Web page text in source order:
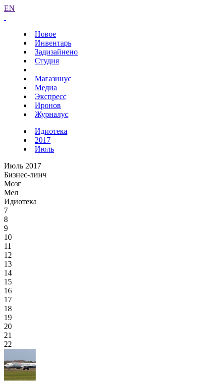
EN
Новое
Инвентарь
Задизайнено
Студия
Магазинус
Медиа
Экспресс
Иронов
Журналус
Идиотека
2017
Июль
Июль 2017
Бизнес-линч
Мозг
Мел
Идиотека
7
8
9
10
11
12
13
14
15
16
17
18
19
20
21
22